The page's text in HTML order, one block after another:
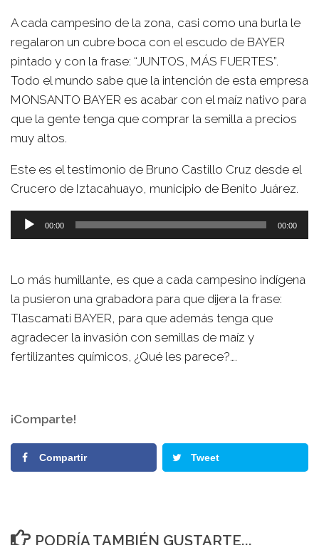
A cada campesino de la zona, casi como una burla le
regalaron un cubre boca con el escudo de BAYER
pintado y con la frase: “JUNTOS, MÁS FUERTES”.
Todo el mundo sabe que la intención de esta empresa
MONSANTO BAYER es acabar con el maíz nativo para
que la gente tenga que comprar la semilla a precios
muy altos.
Este es el testimonio de Bruno Castillo Cruz desde el
Crucero de Iztacahuayo, municipio de Benito Juárez.
Reproductor
de
00:00 00:00
Lo más humillante, es que a cada campesino indígena
la pusieron una grabadora para que dijera la frase:
Tlascamati BAYER, para que además tenga que
agradecer la invasión con semillas de maíz y
fertilizantes químicos, ¿Qué les parece?….
¡Comparte!
Compartir Tweet
PODRÍA TAMBIÉN GUSTARTE...